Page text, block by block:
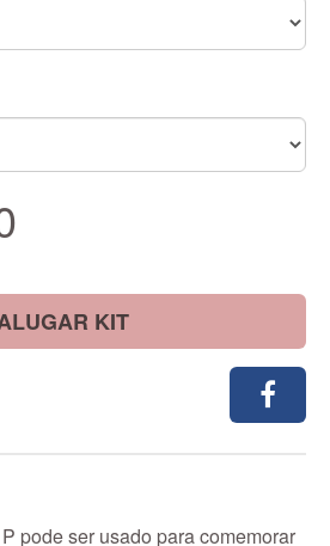
KIT
pode ser usado para comemorar